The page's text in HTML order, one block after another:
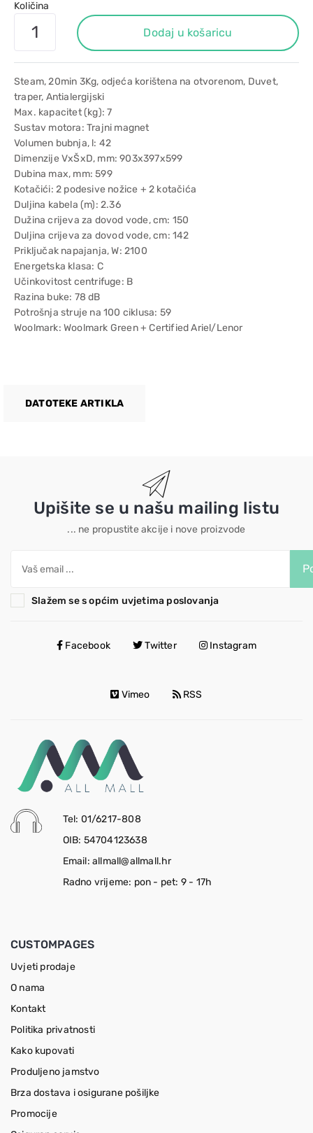
Količina
Dodaj u košaricu
Steam, 20min 3Kg, odjeća korištena na otvorenom, Duvet,
traper, Antialergijski
Max. kapacitet (kg): 7
Sustav motora: Trajni magnet
Volumen bubnja, l: 42
Dimenzije VxŠxD, mm: 903x397x599
Dubina max, mm: 599
Kotačići: 2 podesive nožice + 2 kotačića
Duljina kabela (m): 2.36
Dužina crijeva za dovod vode, cm: 150
Duljina crijeva za dovod vode, cm: 142
Priključak napajanja, W: 2100
Energetska klasa: C
Učinkovitost centrifuge: B
Razina buke: 78 dB
Potrošnja struje na 100 ciklusa: 59
Woolmark: Woolmark Green + Certified Ariel/Lenor
DATOTEKE ARTIKLA
Upišite se u našu mailing listu
... ne propustite akcije i nove proizvode
Slažem se s općim uvjetima poslovanja
Facebook Twitter Instagram
Vimeo RSS
Tel: 01/6217-808
OIB: 54704123638
Email: allmall@allmall.hr
Radno vrijeme: pon - pet: 9 - 17h
CUSTOMPAGES
Uvjeti prodaje
O nama
Kontakt
Politika privatnosti
Kako kupovati
Produljeno jamstvo
Brza dostava i osigurane pošiljke
Promocije